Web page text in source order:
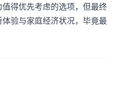
得优先考虑的选项，但最终
验与家庭经济状况，毕竟最